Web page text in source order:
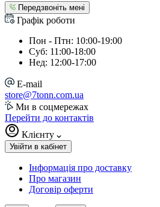
Передзвоніть мені
Графік роботи
Пон - Птн: 10:00-19:00
Суб: 11:00-18:00
Нед: 12:00-17:00
E-mail
store@7tonn.com.ua
Ми в соцмережах
Перейти до контактів
Клієнту
Увійти в кабінет
Інформація про доставку
Про магазин
Договір оферти